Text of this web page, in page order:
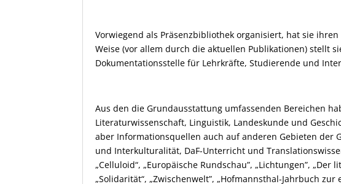
Vorwiegend als Präsenzbibliothek organisiert, hat sie
Weise (vor allem durch die aktuellen Publikationen) stellt
Dokumentationsstelle für Lehrkräfte, Studierende und
Aus den die Grundausstattung umfassenden Bereichen
Literaturwissenschaft, Linguistik, Landeskunde und
aber Informationsquellen auch auf anderen Gebieten der
und Interkulturalität, DaF-Unterricht und
„Celluloid“, „Europäische Rundschau”, „Lichtungen”,
„Solidarität“, „Zwischenwelt”, „Hofmannsthal-Jahrbuch